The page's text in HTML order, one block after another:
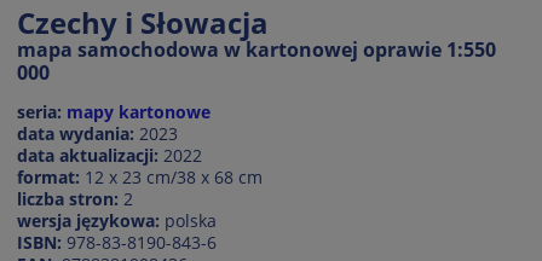
Czechy i Słowacja
mapa samochodowa w kartonowej oprawie 1:550
000
seria: mapy kartonowe
data wydania: 2023
data aktualizacji: 2022
format: 12 x 23 cm/38 x 68 cm
liczba stron: 2
wersja językowa: polska
ISBN: 978-83-8190-843-6